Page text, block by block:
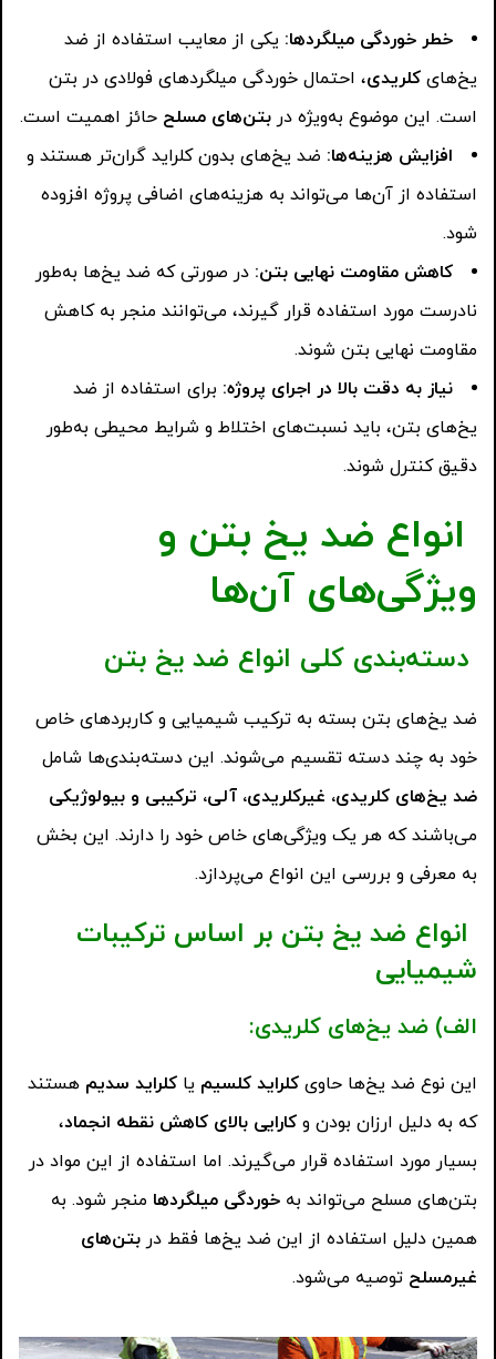
خطر خوردگی میلگردها: یکی از معایب استفاده از ضد
یخ‌های کلریدی، احتمال خوردگی میلگردهای فولادی در بتن
است. این موضوع به‌ویژه در بتن‌های مسلح حائز اهمیت است.
افزایش هزینه‌ها: ضد یخ‌های بدون کلراید گران‌تر هستند و
استفاده از آن‌ها می‌تواند به هزینه‌های اضافی پروژه افزوده
شود.
کاهش مقاومت نهایی بتن: در صورتی که ضد یخ‌ها به‌طور
نادرست مورد استفاده قرار گیرند، می‌توانند منجر به کاهش
مقاومت نهایی بتن شوند.
نیاز به دقت بالا در اجرای پروژه: برای استفاده از ضد
یخ‌های بتن، باید نسبت‌های اختلاط و شرایط محیطی به‌طور
دقیق کنترل شوند.
انواع ضد یخ بتن و
ویژگی‌های آن‌ها
دسته‌بندی کلی انواع ضد یخ بتن
ضد یخ‌های بتن بسته به ترکیب شیمیایی و کاربردهای خاص
خود به چند دسته تقسیم می‌شوند. این دسته‌بندی‌ها شامل
ضد یخ‌های کلریدی، غیرکلریدی، آلی، ترکیبی و بیولوژیکی
می‌باشند که هر یک ویژگی‌های خاص خود را دارند. این بخش
به معرفی و بررسی این انواع می‌پردازد.
انواع ضد یخ بتن بر اساس ترکیبات
شیمیایی
الف) ضد یخ‌های کلریدی:
این نوع ضد یخ‌ها حاوی کلراید کلسیم یا کلراید سدیم هستند
که به دلیل ارزان بودن و کارایی بالای کاهش نقطه انجماد،
بسیار مورد استفاده قرار می‌گیرند. اما استفاده از این مواد در
بتن‌های مسلح می‌تواند به خوردگی میلگردها منجر شود. به
همین دلیل استفاده از این ضد یخ‌ها فقط در بتن‌های
غیرمسلح توصیه می‌شود.